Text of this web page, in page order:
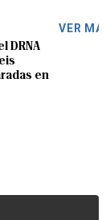
DRNA
en
VER MÁS